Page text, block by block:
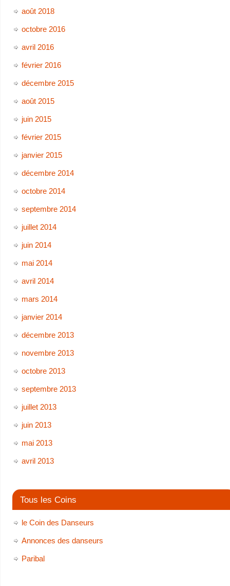
août 2018
octobre 2016
avril 2016
février 2016
décembre 2015
août 2015
juin 2015
février 2015
janvier 2015
décembre 2014
octobre 2014
septembre 2014
juillet 2014
juin 2014
mai 2014
avril 2014
mars 2014
janvier 2014
décembre 2013
novembre 2013
octobre 2013
septembre 2013
juillet 2013
juin 2013
mai 2013
avril 2013
Tous les Coins
le Coin des Danseurs
Annonces des danseurs
Paribal